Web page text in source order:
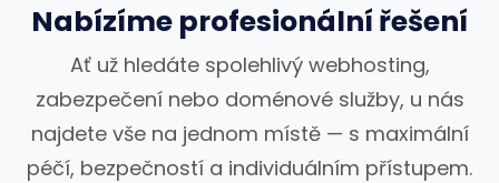
Nabízíme profesionální řešení
Ať už hledáte spolehlivý webhosting,
zabezpečení nebo doménové služby, u nás
najdete vše na jednom místě — s maximální
péčí, bezpečností a individuálním přístupem.